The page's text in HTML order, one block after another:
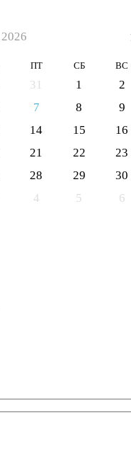
2026
ПТ СБ ВС
31 1
2
7 8
9
14 15
16
21 22
23
28 29
30
4 5 6